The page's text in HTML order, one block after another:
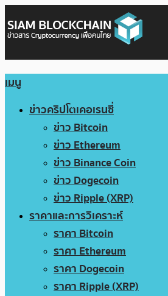
เมนู
ข่าวคริปโตเคอเรนซี่
ข่าว Bitcoin
ข่าว Ethereum
ข่าว Binance Coin
ข่าว Dogecoin
ข่าว Ripple (XRP)
ราคาและการวิเคราะห์
ราคา Bitcoin
ราคา Ethereum
ราคา Dogecoin
ราคา Ripple (XRP)